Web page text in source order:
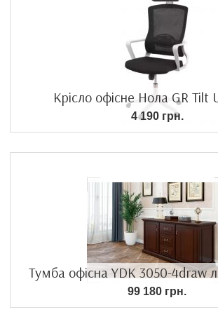
Крісло офісне Нола GR Tilt
4 190 грн.
Тумба офісна YDK 3050-4draw
99 180 грн.